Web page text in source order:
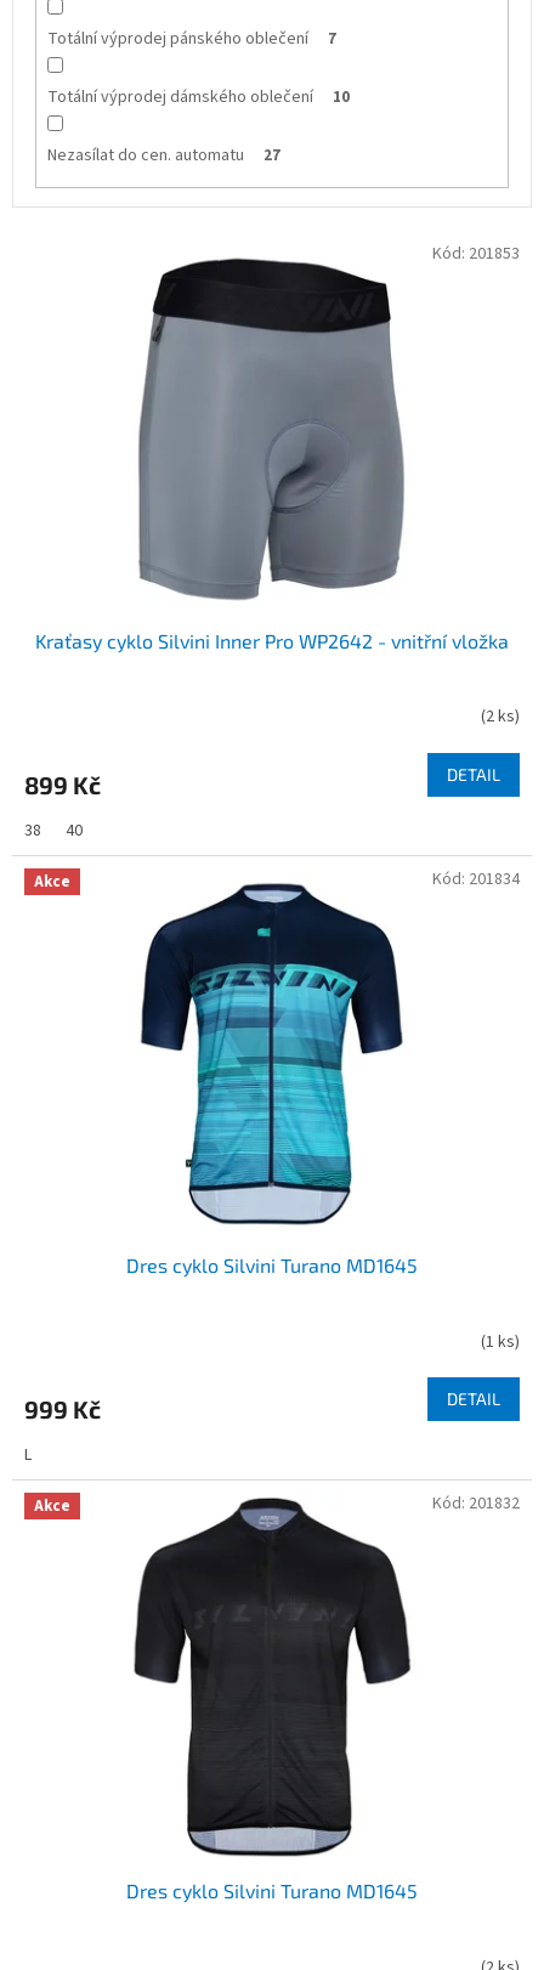
Totální výprodej pánského oblečení 7
Totální výprodej dámského oblečení 10
Nezasílat do cen. automatu 27
Kraťasy cyklo Silvini Inner Pro WP2642 - vnitřní vložka
(2 ks)
899 Kč DETAIL
38 40
Kód: 201853
Akce
Dres cyklo Silvini Turano MD1645
(1 ks)
999 Kč DETAIL
L
Kód: 201834
Akce
Dres cyklo Silvini Turano MD1645
Kód: 201832